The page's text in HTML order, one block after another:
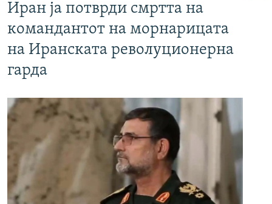
Иран ја потврди смртта на
командантот на морнарицата
на Иранската револуционерна
гарда